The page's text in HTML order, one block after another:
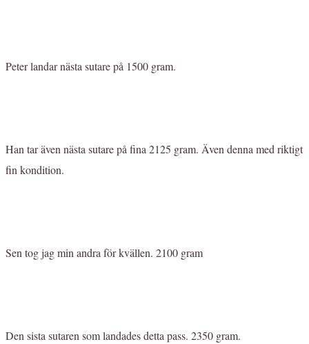
Peter landar nästa sutare på 1500 gram.
Han tar även nästa sutare på fina 2125 gram. Även denna med riktigt
fin kondition.
Sen tog jag min andra för kvällen. 2100 gram
Den sista sutaren som landades detta pass. 2350 gram.